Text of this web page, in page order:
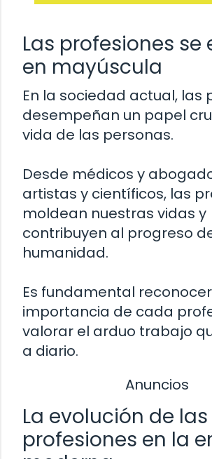
Las profesiones se
en mayúscula
En la sociedad actual, las
desempeñan un papel
vida de las personas.
Desde médicos y
artistas y científicos, las
moldean nuestras vidas y
contribuyen al progreso
humanidad.
Es fundamental
importancia de cada
valorar el arduo trabajo
a diario.
Anuncios
La evolución de las
profesiones en la